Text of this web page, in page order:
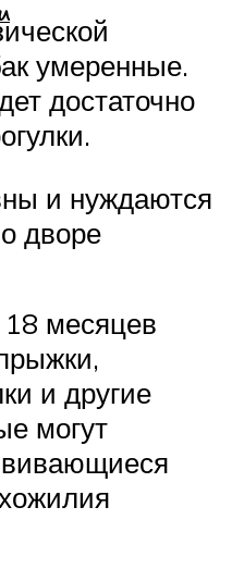
умеренные.
достаточно
и нуждаются
дворе
месяцев
и другие
могут